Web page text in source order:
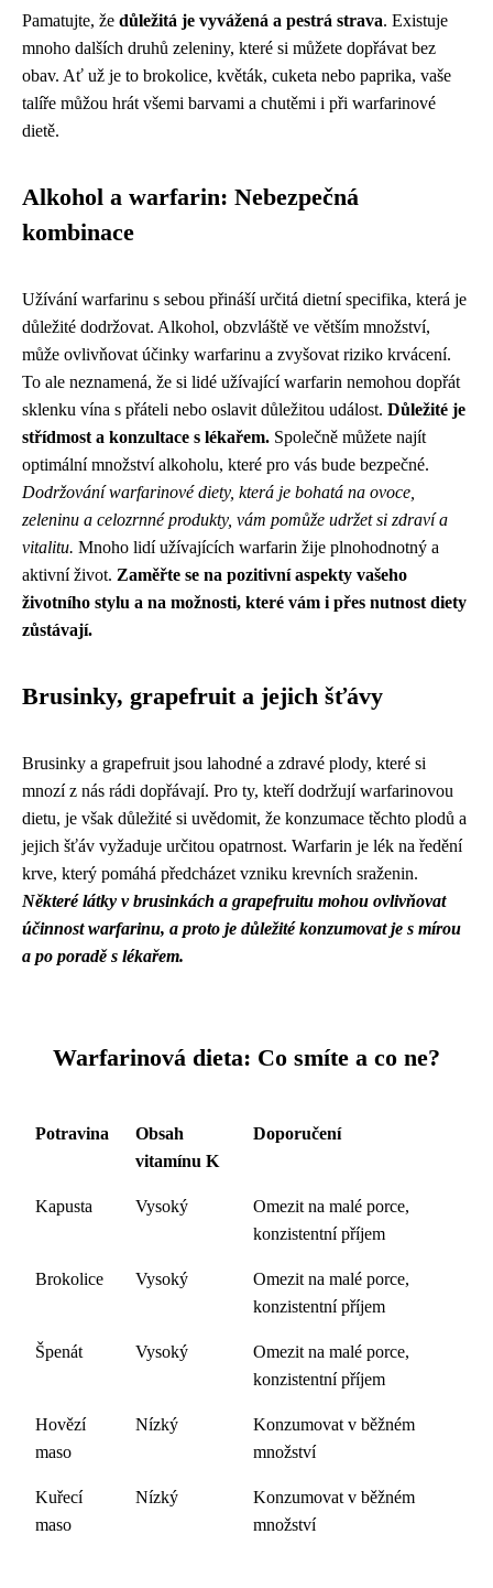
Pamatujte, že důležitá je vyvážená a pestrá strava. Existuje
mnoho dalších druhů zeleniny, které si můžete dopřávat bez
obav. Ať už je to brokolice, květák, cuketa nebo paprika, vaše
talíře můžou hrát všemi barvami a chutěmi i při warfarinové
dietě.
Alkohol a warfarin: Nebezpečná
kombinace
Užívání warfarinu s sebou přináší určitá dietní specifika, která je
důležité dodržovat. Alkohol, obzvláště ve větším množství,
může ovlivňovat účinky warfarinu a zvyšovat riziko krvácení.
To ale neznamená, že si lidé užívající warfarin nemohou dopřát
sklenku vína s přáteli nebo oslavit důležitou událost. Důležité je
střídmost a konzultace s lékařem. Společně můžete najít
optimální množství alkoholu, které pro vás bude bezpečné.
Dodržování warfarinové diety, která je bohatá na ovoce,
zeleninu a celozrnné produkty, vám pomůže udržet si zdraví a
vitalitu. Mnoho lidí užívajících warfarin žije plnohodnotný a
aktivní život. Zaměřte se na pozitivní aspekty vašeho
životního stylu a na možnosti, které vám i přes nutnost diety
zůstávají.
Brusinky, grapefruit a jejich šťávy
Brusinky a grapefruit jsou lahodné a zdravé plody, které si
mnozí z nás rádi dopřávají. Pro ty, kteří dodržují warfarinovou
dietu, je však důležité si uvědomit, že konzumace těchto plodů a
jejich šťáv vyžaduje určitou opatrnost. Warfarin je lék na ředění
krve, který pomáhá předcházet vzniku krevních sraženin.
Některé látky v brusinkách a grapefruitu mohou ovlivňovat
účinnost warfarinu, a proto je důležité konzumovat je s mírou
a po poradě s lékařem.
Warfarinová dieta: Co smíte a co ne?
Potravina
Obsah
vitamínu K
Doporučení
Kapusta Vysoký
Omezit na malé porce,
konzistentní příjem
Brokolice Vysoký
Omezit na malé porce,
konzistentní příjem
Špenát Vysoký
Omezit na malé porce,
konzistentní příjem
Hovězí
maso
Nízký
Konzumovat v běžném
množství
Kuřecí
maso
Nízký
Konzumovat v běžném
množství